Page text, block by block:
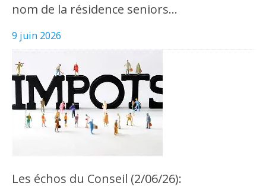
nom de la résidence seniors…
9 juin 2026
Les échos du Conseil (2/06/26):